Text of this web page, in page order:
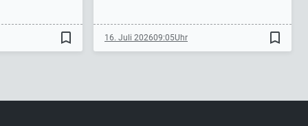
bookmark_border 16. Juli 202609:05 bookmark_border